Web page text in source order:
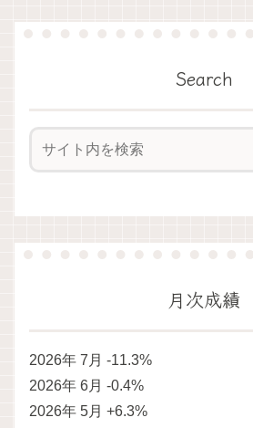
Search
月次成績
2026年 7月 -11.3%
2026年 6月 -0.4%
2026年 5月 +6.3%